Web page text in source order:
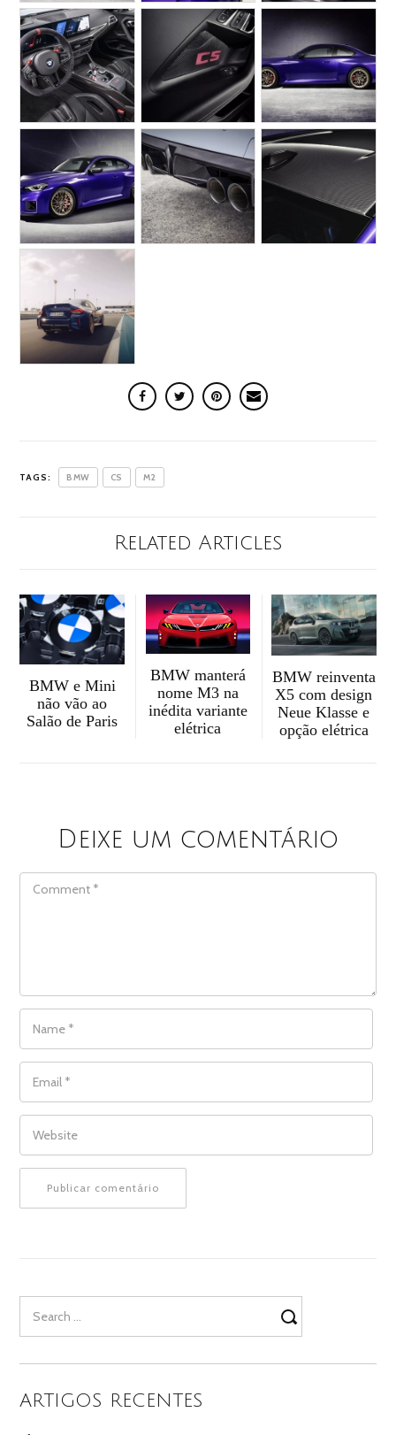
TAGS: BMW CS M2
Related Articles
BMW e Mini
não vão ao
Salão de Paris
BMW manterá
nome M3 na
inédita variante
elétrica
BMW reinventa
X5 com design
Neue Klasse e
opção elétrica
Deixe um comentário
COMMENT
NAME
EMAIL
WEBSITE
for:
ARTIGOS RECENTES